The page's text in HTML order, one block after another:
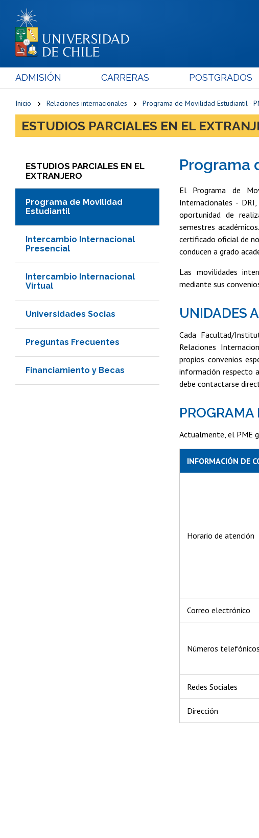
ADMISIÓN CARRERAS POSTGRADOS
Inicio Relaciones internacionales Programa de Movilidad Estudiantil -
ESTUDIOS PARCIALES EN EL
ESTUDIOS PARCIALES EN EL
EXTRANJERO
Programa de Movilidad
Estudiantil
Intercambio Internacional
Presencial
Intercambio Internacional
Virtual
Universidades Socias
Preguntas Frecuentes
Financiamiento y Becas
Programa
El Programa de
Internacionales -
oportunidad de
semestres
certificado oficial de
conducen a grado
Las movilidades
mediante sus
UNIDADES
Cada Facultad/
Relaciones
propios convenios
información respecto
debe contactarse
Actualmente, el PME
INFORMACIÓN DE
Horario de atención
Correo electrónico
Números telefónicos
Redes Sociales
Dirección